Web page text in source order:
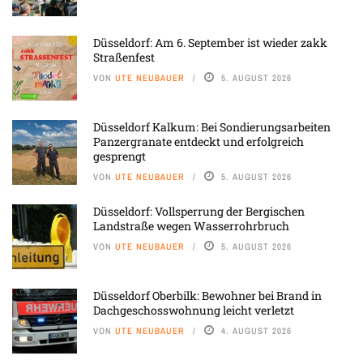
Düsseldorf: Am 6. September ist wieder zakk
Straßenfest
VON UTE NEUBAUER 5. AUGUST 2026
Düsseldorf Kalkum: Bei Sondierungsarbeiten
Panzergranate entdeckt und erfolgreich
gesprengt
VON UTE NEUBAUER 5. AUGUST 2026
Düsseldorf: Vollsperrung der Bergischen
Landstraße wegen Wasserrohrbruch
VON UTE NEUBAUER 5. AUGUST 2026
Düsseldorf Oberbilk: Bewohner bei Brand in
Dachgeschosswohnung leicht verletzt
VON UTE NEUBAUER 4. AUGUST 2026